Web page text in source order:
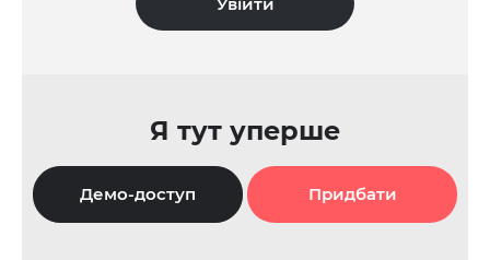
Я тут уперше
Демо-доступ Придбати